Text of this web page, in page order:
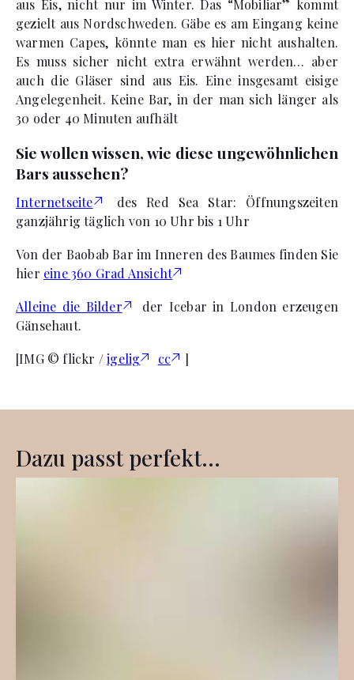
aus Eis, nicht nur im Winter. Das “Mobiliar” kommt
gezielt aus Nordschweden. Gäbe es am Eingang keine
warmen Capes, könnte man es hier nicht aushalten.
Es muss sicher nicht extra erwähnt werden… aber
auch die Gläser sind aus Eis. Eine insgesamt eisige
Angelegenheit. Keine Bar, in der man sich länger als
30 oder 40 Minuten aufhält
Sie wollen wissen, wie diese ungewöhnlichen
Bars aussehen?
Internetseite
des Red Sea Star: Öffnungszeiten
ganzjährig täglich von 10 Uhr bis 1 Uhr
Von der Baobab Bar im Inneren des Baumes finden Sie
hier eine 360 Grad Ansicht
Alleine die Bilder
der Icebar in London erzeugen
Gänsehaut.
[IMG © flickr /igelig cc ]
Dazu passt perfekt...